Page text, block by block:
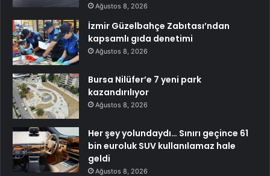
Ağustos 8, 2026
İzmir Güzelbahçe Zabıtası’ndan
kapsamlı gıda denetimi
Ağustos 8, 2026
Bursa Nilüfer’e 7 yeni park
kazandırılıyor
Ağustos 8, 2026
Her şey yolundaydı… Sınırı geçince 61
bin euroluk SUV kullanılamaz hale
geldi
Ağustos 8, 2026